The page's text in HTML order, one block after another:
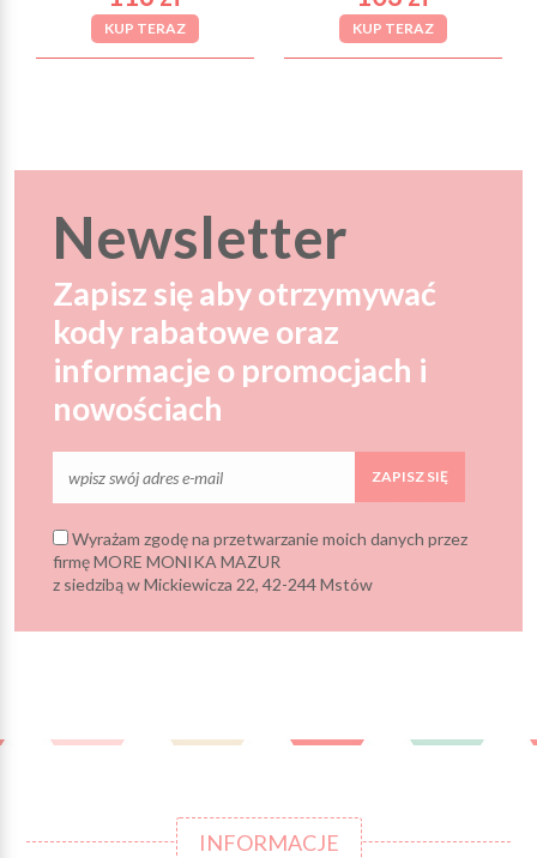
KUP TERAZ KUP TERAZ
Newsletter
Zapisz się aby otrzymywać
kody rabatowe oraz
informacje o promocjach i
nowościach
ZAPISZ SIĘ
Wyrażam zgodę na przetwarzanie moich danych przez
firmę MORE MONIKA MAZUR
z siedzibą w Mickiewicza 22, 42-244 Mstów
INFORMACJE